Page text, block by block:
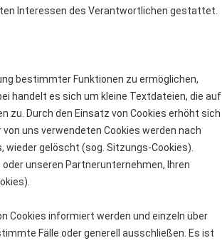
Interessen des Verantwortlichen gestattet.
bestimmter Funktionen zu ermöglichen,
handelt es sich um kleine Textdateien, die auf
zu. Durch den Einsatz von Cookies erhöht sich
uns verwendeten Cookies werden nach
wieder gelöscht (sog. Sitzungs-Cookies).
unseren Partnerunternehmen, Ihren
Cookies informiert werden und einzeln über
Fälle oder generell ausschließen. Es ist